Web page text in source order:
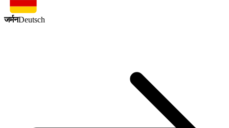
जर्मनDeutsch